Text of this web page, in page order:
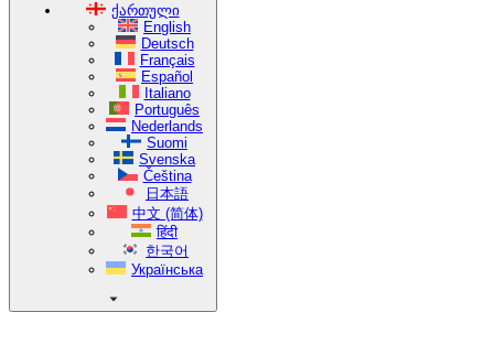
ქართული
English
Deutsch
Français
Español
Italiano
Português
Nederlands
Suomi
Svenska
Čeština
日本語
中文 (简体)
हिंदी
한국어
Українська